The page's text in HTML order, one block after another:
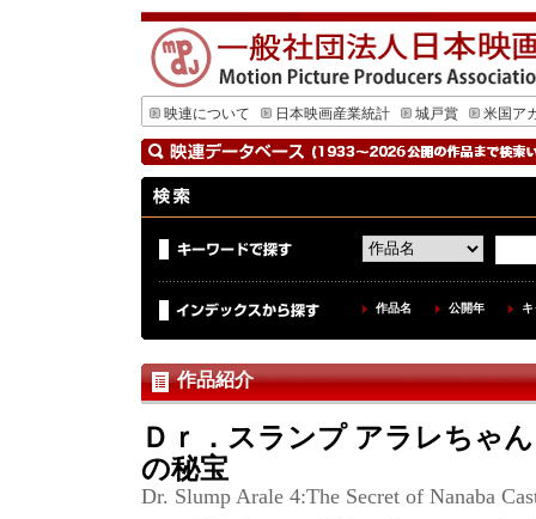
映連について 日本映画産業統計 城戸賞 米国ア
作品名 公開年
作品紹介
Ｄｒ．スランプ アラレちゃ
の秘宝
Dr. Slump Arale 4:The Secret of Nanaba